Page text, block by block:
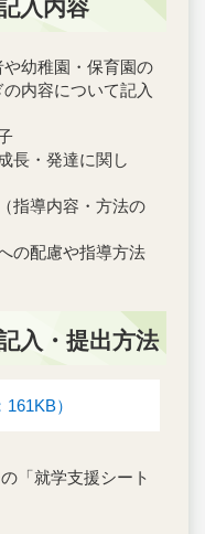
入内容
や幼稚園・保育園の
内容について記入
長・発達に関し
指導内容・方法の
の配慮や指導方法
入・提出方法
）
就学支援シート